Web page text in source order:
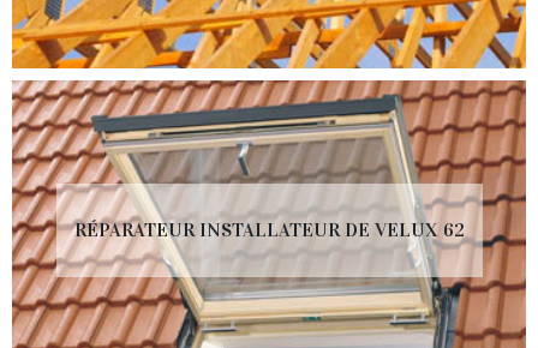
RÉPARATEUR INSTALLATEUR DE VELUX 62